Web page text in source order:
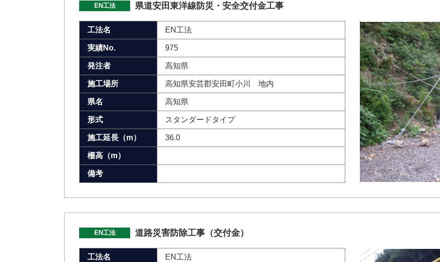
EN工法 県道安田東洋線防災・安全交付金工事
工法名 EN工法
実績No. 975
発注者 高知県
施工場所 高知県安芸郡安田町小川 地内
県名 高知県
形式 スタンダードタイプ
施工延長（m） 36.0
柵高（m）
備考
EN工法 道路災害防除工事（交付金）
工法名 EN工法